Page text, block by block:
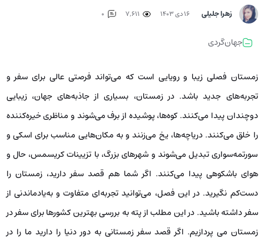
زهرا جلیلی ۱۶ دی ۱۴۰۳
جهان‌گردی
زمستان فصلی زیبا و رویایی است که می‌تواند فرصتی عالی برای سفر و
تجربه‌های جدید باشد. در زمستان، بسیاری از جاذبه‌های جهان، زیبایی
دوچندان پیدا می‌کنند. کوه‌ها، پوشیده از برف می‌شوند و مناظری خیره‌کننده
را خلق می‌کنند. دریاچه‌ها، یخ می‌زنند و به مکان‌هایی مناسب برای اسکی و
سورتمه‌سواری تبدیل می‌شوند و شهرهای بزرگ، با تزیینات کریسمس، حال و
هوای باشکوهی پیدا می‌کنند. اگر شما هم قصد سفر دارید، زمستان را
دست‌کم نگیرید. در این فصل، می‌توانید تجربه‌ای متفاوت و به‌یادماندنی از
سفر داشته باشید. در این مطلب از پته به بررسی بهترین کشورها برای سفر در
زمستان می پردازیم. اگر قصد سفر زمستانی به دور دنیا را دارید ما را در